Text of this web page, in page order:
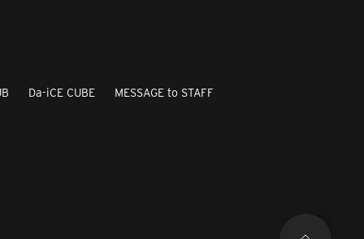
Da-iCE CUBE MESSAGE to STAFF